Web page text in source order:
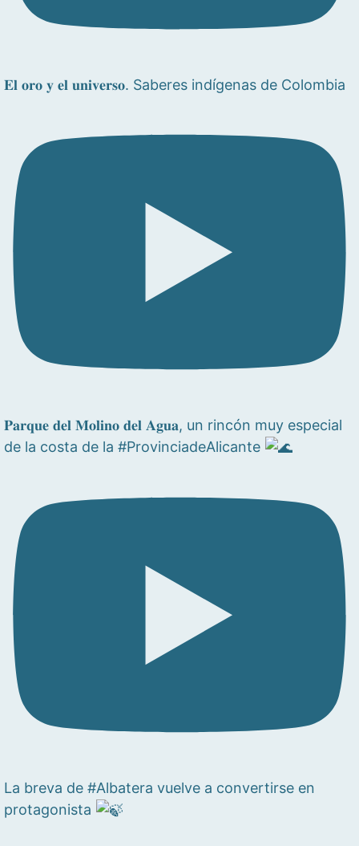
𝐄𝐥 𝐨𝐫𝐨 𝐲 𝐞𝐥 𝐮𝐧𝐢𝐯𝐞𝐫𝐬𝐨. Saberes indígenas de Colombia
𝐏𝐚𝐫𝐪𝐮𝐞 𝐝𝐞𝐥 𝐌𝐨𝐥𝐢𝐧𝐨 𝐝𝐞𝐥 𝐀𝐠𝐮𝐚, un rincón muy especial
de la costa de la #ProvinciadeAlicante
La breva de #Albatera vuelve a convertirse en
protagonista